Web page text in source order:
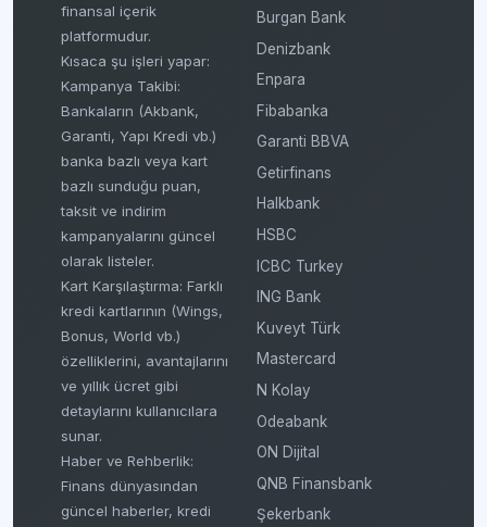
finansal içerik
platformudur.
Kısaca şu işleri yapar:
Kampanya Takibi:
Bankaların (Akbank,
Garanti, Yapı Kredi vb.)
banka bazlı veya kart
bazlı sunduğu puan,
taksit ve indirim
kampanyalarını güncel
olarak listeler.
Kart Karşılaştırma: Farklı
kredi kartlarının (Wings,
Bonus, World vb.)
özelliklerini, avantajlarını
ve yıllık ücret gibi
detaylarını kullanıcılara
sunar.
Haber ve Rehberlik:
Finans dünyasından
güncel haberler, kredi
Burgan Bank
Denizbank
Enpara
Fibabanka
Garanti BBVA
Getirfinans
Halkbank
HSBC
ICBC Turkey
ING Bank
Kuveyt Türk
Mastercard
N Kolay
Odeabank
ON Dijital
QNB Finansbank
Şekerbank